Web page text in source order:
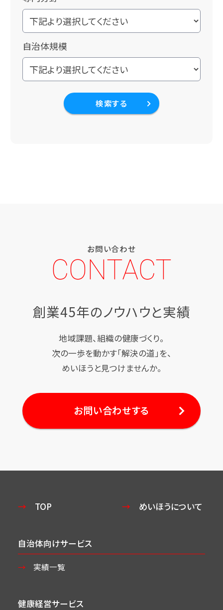
自治体規模
検索する
お問い合わせ
CONTACT
創業45年のノウハウと実績
地域課題、組織の健康づくり。
次の一歩を動かす「解決の道」を、
めいほうと見つけませんか。
お問い合わせする
TOP めいほうについて
自治体向けサービス
実績一覧
健康経営サービス